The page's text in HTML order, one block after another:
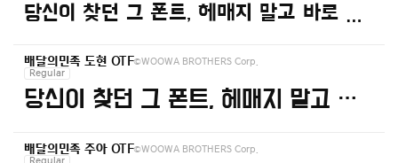
배달의민족 도현 OTF©WOOWA BROTHERS Corp.
Regular
당신이 찾던 그 폰트, 헤매지 말고 바로 폰코!
배달의민족 주아 OTF©WOOWA BROTHERS Corp.